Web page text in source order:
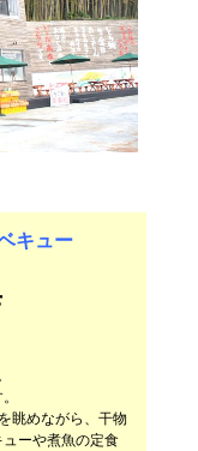
キュー
眺めながら、干物
ーや煮魚の定食